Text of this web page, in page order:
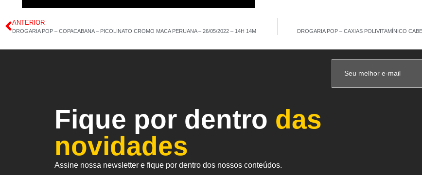
ANTERIOR
DROGARIA POP – COPACABANA – PICOLINATO CROMO MACA PERUANA – 26/05/2022 – 14H 14M DROGARIA POP – CAXIAS POLIVITAMÍNICO
Fique por dentro das
novidades
Assine nossa newsletter e fique por dentro dos nossos conteúdos.